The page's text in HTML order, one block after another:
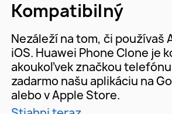
Kompatibilný
Nezáleží na tom, či používaš
iOS. Huawei Phone Clone je
akoukoľvek značkou
zadarmo našu aplikáciu na
alebo v Apple Store.